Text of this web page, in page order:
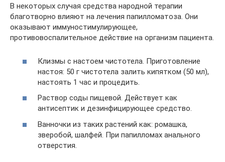
В некоторых случая средства народной терапии
благотворно влияют на лечения папилломатоза. Они
оказывают иммуностимулирующее,
противовоспалительное действие на организм пациента.
Клизмы с настоем чистотела. Приготовление
настоя: 50 г чистотела залить кипятком (50 мл),
настоять 1 час и процедить.
Раствор соды пищевой. Действует как
антисептик и дезинфицирующее средство.
Ванночки из таких растений как: ромашка,
зверобой, шалфей. При папилломах анального
отверстия.